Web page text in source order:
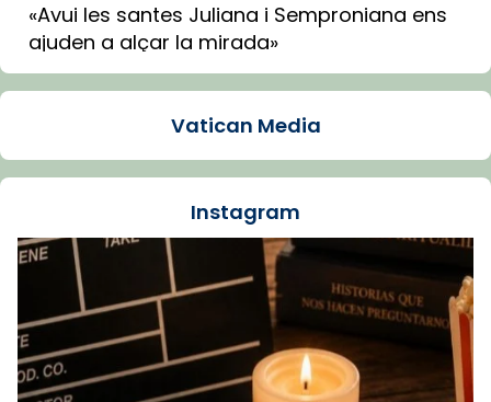
«Avui les santes Juliana i Semproniana ens
ajuden a alçar la mirada»
Mons. Sergi Gordo, bisbe de Tortosa, ha
Santes de Mataró.
🔗tinyurl.com/cvu5jmbk
Foto
View on Facebook Share
Arquebisbat de Barcelonais at Catedral
de Barcelona.
1 week ago
Vatican Media
Instagram